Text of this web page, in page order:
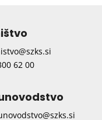
62 00